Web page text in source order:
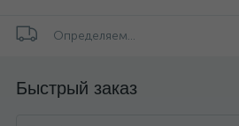
Определяем...
Быстрый заказ